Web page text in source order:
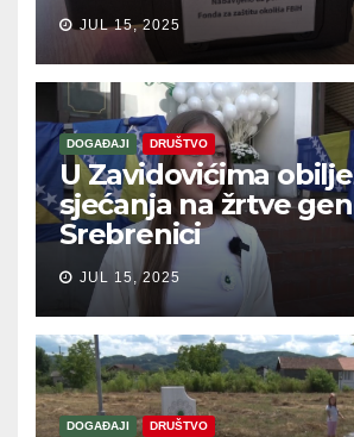
JUL 15, 2025
DOGAĐAJI DRUŠTVO
U Zavidovićima
sjećanja na žrtve
Srebrenici
JUL 15, 2025
DOGAĐAJI DRUŠTVO